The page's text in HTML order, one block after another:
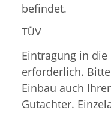
befindet.
TÜV
Eintragung in die
erforderlich.
Einbau auch
Gutachter.